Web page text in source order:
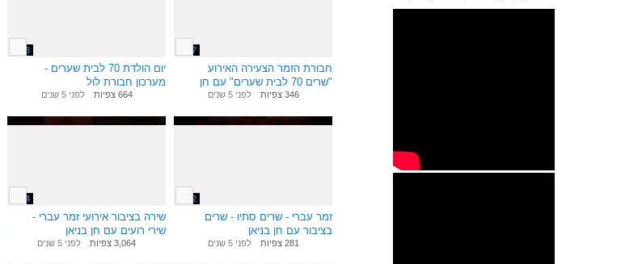
4:57
חבורת הזמר הצעירה האירוע
"שרים 70 לבית שערים" עם חן
346 צפיות לפני 5 שנים
9:53
יום הולדת 70 לבית שערים -
מערכון חבורת לול
664 צפיות לפני 5 שנים
2:22
זמר עברי - שרים סתיו - שרים
בציבור עם חן בניאן
281 צפיות לפני 5 שנים
7:24
שירה בציבור אירועי זמר עברי -
שירי רועים עם חן בניאן
3,064 צפיות לפני 5 שנים